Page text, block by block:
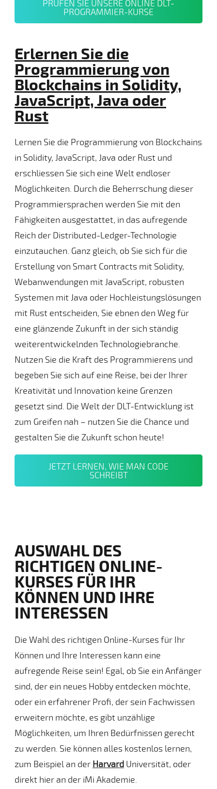
PRÜFEN SIE UNSERE ONLINE DLT-
PROGRAMMIER-KURSE
Erlernen Sie die
Programmierung von
Blockchains in Solidity,
JavaScript, Java oder
Rust
Lernen Sie die Programmierung von Blockchains
in Solidity, JavaScript, Java oder Rust und
erschliessen Sie sich eine Welt endloser
Möglichkeiten. Durch die Beherrschung dieser
Programmiersprachen werden Sie mit den
Fähigkeiten ausgestattet, in das aufregende
Reich der Distributed-Ledger-Technologie
einzutauchen. Ganz gleich, ob Sie sich für die
Erstellung von Smart Contracts mit Solidity,
Webanwendungen mit JavaScript, robusten
Systemen mit Java oder Hochleistungslösungen
mit Rust entscheiden, Sie ebnen den Weg für
eine glänzende Zukunft in der sich ständig
weiterentwickelnden Technologiebranche.
Nutzen Sie die Kraft des Programmierens und
begeben Sie sich auf eine Reise, bei der Ihrer
Kreativität und Innovation keine Grenzen
gesetzt sind. Die Welt der DLT-Entwicklung ist
zum Greifen nah – nutzen Sie die Chance und
gestalten Sie die Zukunft schon heute!
JETZT LERNEN, WIE MAN CODE
SCHREIBT
AUSWAHL DES
RICHTIGEN ONLINE-
KURSES FÜR IHR
KÖNNEN UND IHRE
INTERESSEN
Die Wahl des richtigen Online-Kurses für Ihr
Können und Ihre Interessen kann eine
aufregende Reise sein! Egal, ob Sie ein Anfänger
sind, der ein neues Hobby entdecken möchte,
oder ein erfahrener Profi, der sein Fachwissen
erweitern möchte, es gibt unzählige
Möglichkeiten, um Ihren Bedürfnissen gerecht
zu werden. Sie können alles kostenlos lernen,
zum Beispiel an der Harvard Universität, oder
direkt hier an der iMi Akademie.